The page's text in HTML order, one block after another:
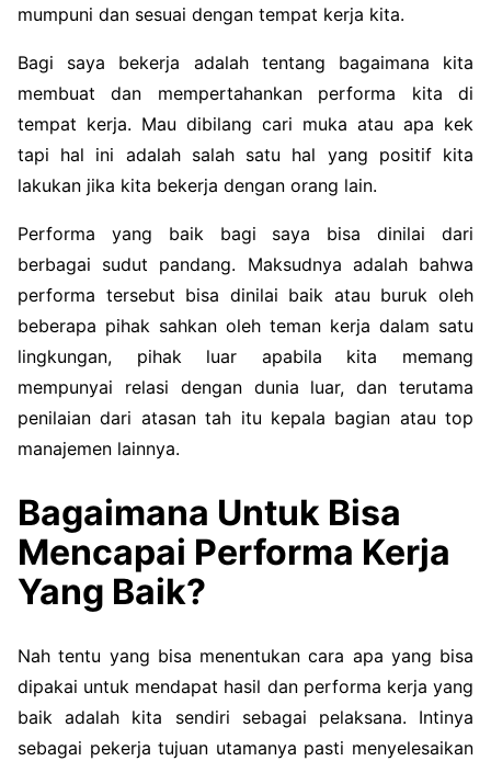
mumpuni dan sesuai dengan tempat kerja kita.
Bagi saya bekerja adalah tentang bagaimana kita
membuat dan mempertahankan performa kita di
tempat kerja. Mau dibilang cari muka atau apa kek
tapi hal ini adalah salah satu hal yang positif kita
lakukan jika kita bekerja dengan orang lain.
Performa yang baik bagi saya bisa dinilai dari
berbagai sudut pandang. Maksudnya adalah bahwa
performa tersebut bisa dinilai baik atau buruk oleh
beberapa pihak sahkan oleh teman kerja dalam satu
lingkungan, pihak luar apabila kita memang
mempunyai relasi dengan dunia luar, dan terutama
penilaian dari atasan tah itu kepala bagian atau top
manajemen lainnya.
Bagaimana Untuk Bisa
Mencapai Performa Kerja
Yang Baik?
Nah tentu yang bisa menentukan cara apa yang bisa
dipakai untuk mendapat hasil dan performa kerja yang
baik adalah kita sendiri sebagai pelaksana. Intinya
sebagai pekerja tujuan utamanya pasti menyelesaikan